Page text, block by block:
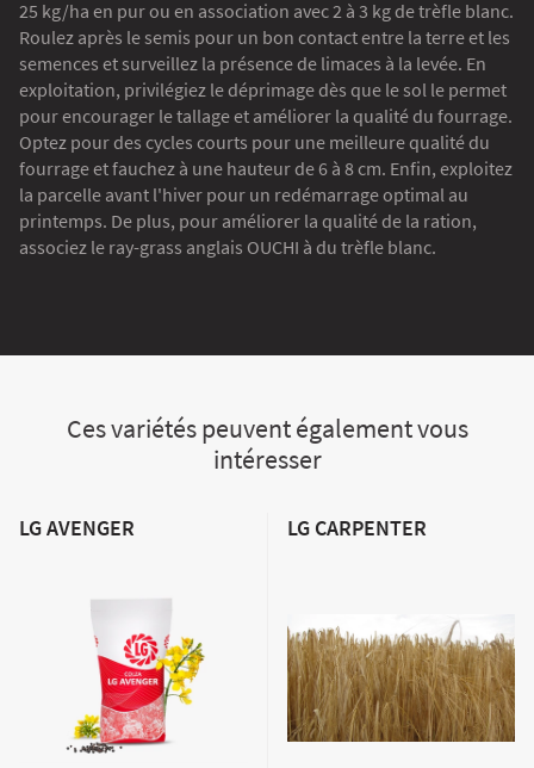
25 kg/ha en pur ou en association avec 2 à 3 kg de trèfle blanc.
Roulez après le semis pour un bon contact entre la terre et les
semences et surveillez la présence de limaces à la levée. En
exploitation, privilégiez le déprimage dès que le sol le permet
pour encourager le tallage et améliorer la qualité du fourrage.
Optez pour des cycles courts pour une meilleure qualité du
fourrage et fauchez à une hauteur de 6 à 8 cm. Enfin, exploitez
la parcelle avant l'hiver pour un redémarrage optimal au
printemps. De plus, pour améliorer la qualité de la ration,
associez le ray-grass anglais OUCHI à du trèfle blanc.
Ces variétés peuvent également vous
intéresser
LG AVENGER LG CARPENTER